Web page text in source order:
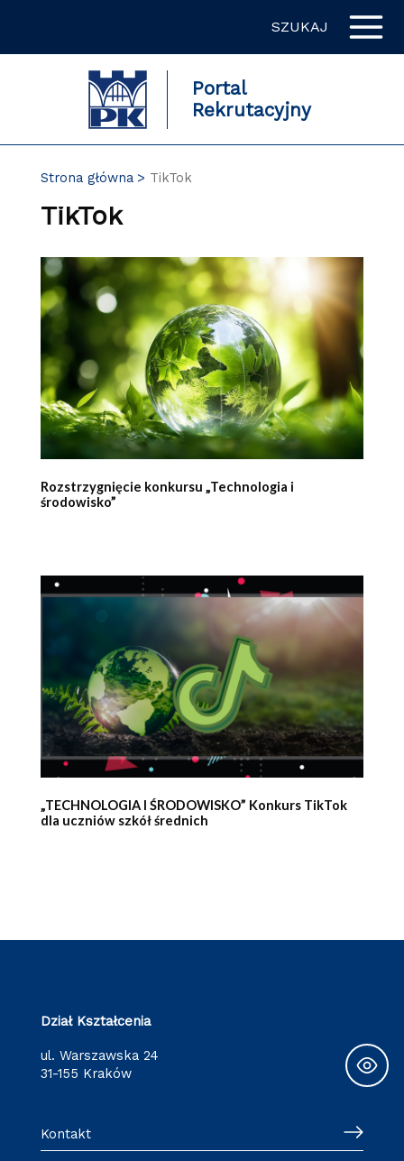
SZUKAJ
Portal
Rekrutacyjny
Strona główna TikTok
TikTok
Rozstrzygnięcie konkursu „Technologia i
środowisko”
„TECHNOLOGIA I ŚRODOWISKO” Konkurs TikTok
dla uczniów szkół średnich
Dział Kształcenia
ul. Warszawska 24
31-155 Kraków
Kontakt